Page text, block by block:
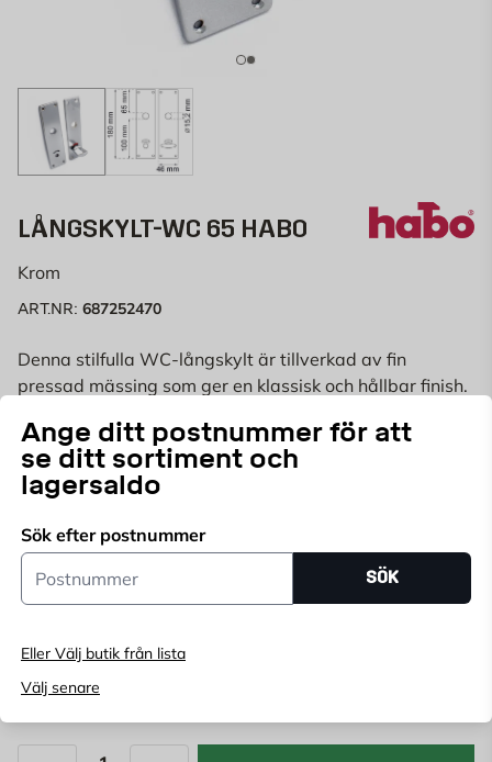
Ange ditt postnummer för att
se ditt sortiment och
lagersaldo
Sök efter postnummer
Postnummer
SÖK
Eller Välj butik från lista
Välj senare
LÅNGSKYLT-WC 65 HABO
Krom
ART.NR: 687252470
Denna stilfulla WC-långskylt är tillverkad av fin
pressad mässing som ger en klassisk och hållbar finish.
på din toalettdörr.
Endast online
FÄRG:KROM
Krom Nickel
214